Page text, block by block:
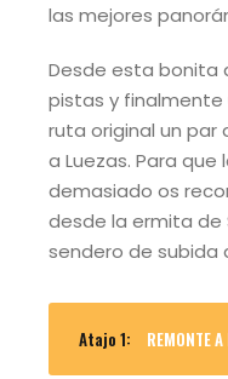
las mejores
Desde esta bonita
pistas y finalmente
ruta original un par
a Luezas. Para
demasiado os
desde la ermita de
sendero de subida
Atajo 1: REMONTE